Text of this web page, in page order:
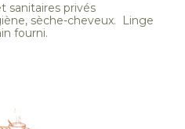
sanitaires privés
sèche-cheveux. Linge
fourni.